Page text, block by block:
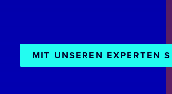
MIT UNSEREN EXPERTEN